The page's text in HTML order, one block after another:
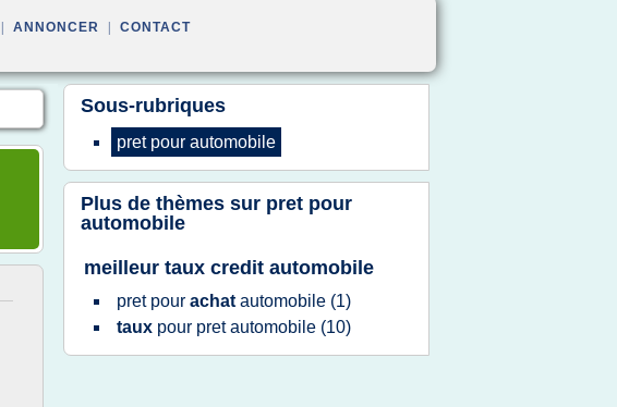
ANNONCER CONTACT
Sous-rubriques
pret pour automobile
Plus de thèmes sur pret pour
automobile
meilleur taux credit automobile
pret pour achat automobile (1)
taux pour pret automobile (10)